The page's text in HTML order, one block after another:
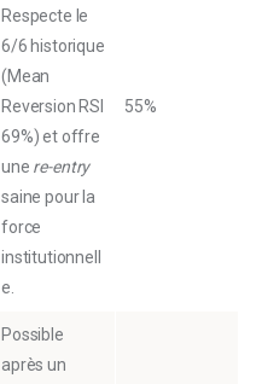
Respecte le
6/6 historique
(Mean
Reversion RSI
69%) et offre
une re-entry
saine pour la
force
institutionnell
e.
55%
Possible
après un